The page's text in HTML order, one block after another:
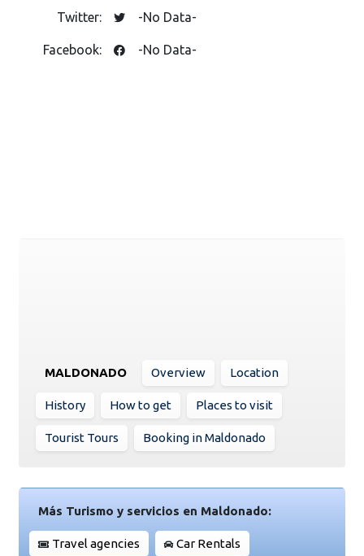
Twitter: -No Data-
Facebook: -No Data-
MALDONADO Overview Location
History How to get Places to visit
Tourist Tours Booking in Maldonado
Más Turismo y servicios en Maldonado:
Travel agencies Car Rentals